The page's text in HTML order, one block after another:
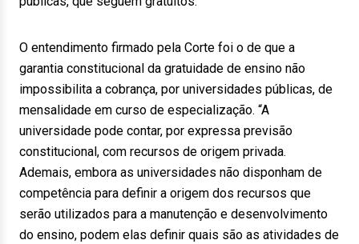
O entendimento firmado pela Corte foi o de que a
garantia constitucional da gratuidade de ensino não
impossibilita a cobrança, por universidades públicas, de
mensalidade em curso de especialização. “A
universidade pode contar, por expressa previsão
constitucional, com recursos de origem privada.
Ademais, embora as universidades não disponham de
competência para definir a origem dos recursos que
serão utilizados para a manutenção e desenvolvimento
do ensino, podem elas definir quais são as atividades de